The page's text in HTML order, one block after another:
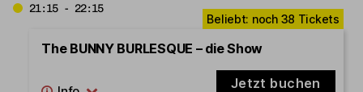
21:15 - 22:15
The BUNNY BURLESQUE – die Show
Jetzt buchen